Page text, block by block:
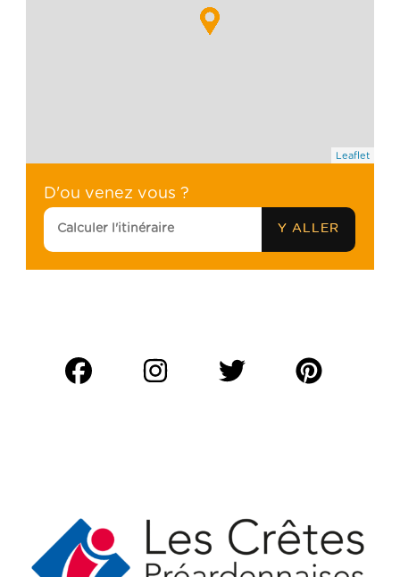
Leaflet
D'ou venez vous ?